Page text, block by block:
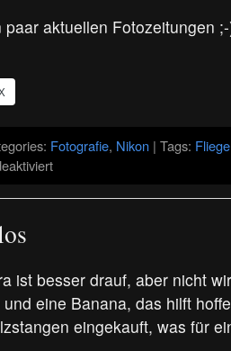
aktuellen Fotozeitungen
Fotografie, Nikon | Tags:
für
Bloggen
Flughafen
ist besser drauf, aber nicht
eine Banana, das hilft
eingekauft, was für